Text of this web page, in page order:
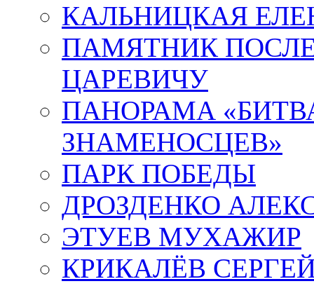
КАЛЬНИЦКАЯ
ПАМЯТНИК
ЦАРЕВИЧУ
ПАНОРАМА
ЗНАМЕНОСЦЕВ»
ПАРК ПОБЕДЫ
ДРОЗДЕНКО
ЭТУЕВ МУХАЖИР
КРИКАЛЁВ